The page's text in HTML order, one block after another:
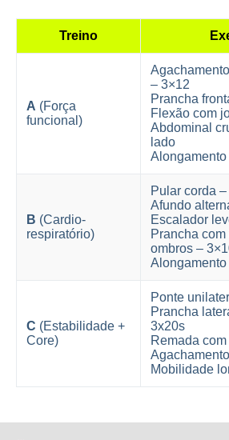
Treino
A (Força
funcional)
– 3×12
Prancha
Flexão com
Abdominal
lado
B (Cardio-
respiratório)
Pular corda
Afundo
Escalador
Prancha
ombros –
Alongamento
C (Estabilidade +
Core)
Ponte
Prancha
3x20s
Remada
Mobilidade